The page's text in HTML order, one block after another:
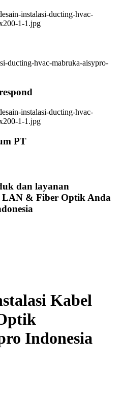
PT
dan layanan
& Fiber Optik Anda
Kabel
Indonesia